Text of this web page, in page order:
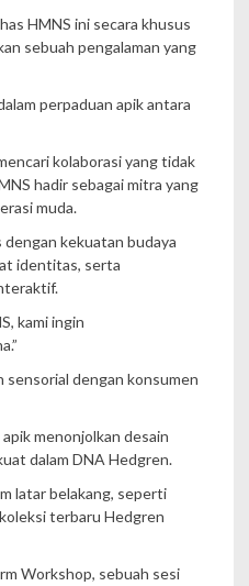
HMNS ini secara khusus
sebuah pengalaman yang
perpaduan apik antara
kolaborasi yang tidak
hadir sebagai mitra yang
muda.
kekuatan budaya
identitas, serta
kami ingin
sensorial dengan konsumen
menonjolkan desain
dalam DNA Hedgren.
latar belakang, seperti
terbaru Hedgren
Workshop, sebuah sesi